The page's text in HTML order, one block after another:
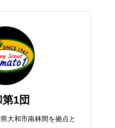
1団
大和市南林間を拠点と